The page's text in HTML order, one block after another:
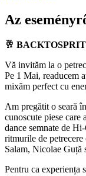
Az
🥂
Vă invităm la o
Pe 1 Mai, readucem
mixăm perfect cu
Am pregătit o seară
cunoscute piese care
dance semnate de
ritmurile de
Salam, Nicolae Guță
Pentru ca experiența